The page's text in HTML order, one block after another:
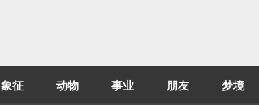
象征 动物 事业 朋友 梦境